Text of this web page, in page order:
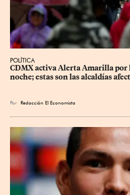
POLÍTICA
CDMX activa Alerta Amarilla por
noche; estas son las alcaldías
Por Redacción El Economista